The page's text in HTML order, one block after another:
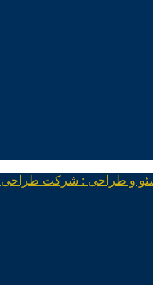
و طراحی : شرکت طراحی